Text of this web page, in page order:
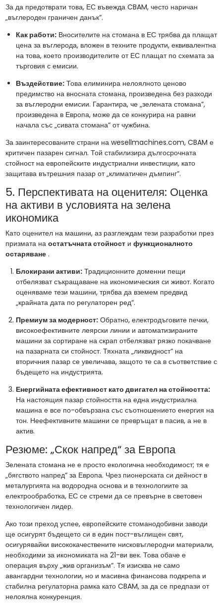
За да предотврати това, ЕС въвежда CBAM, често наричан
„въглероден граничен данък“.
Как работи:Вносителите на стомана в ЕС трябва да плащат
цена за въглерода, вложен в техните продукти, еквивалентна
на това, което производителите от ЕС плащат по схемата за
търговия с емисии.
Въздействие:Това елиминира нелоялното ценово
предимство на вносната стомана, произведена без разходи
за въглеродни емисии. Гарантира, че „зелената стомана“,
произведена в Европа, може да се конкурира на равни
начала със „сивата стомана“ от чужбина.
За заинтересованите страни на wesellmachines.com, CBAM е
критичен пазарен сигнал. Той стабилизира дългосрочната
стойност на европейските индустриални инвестиции, като
защитава вътрешния пазар от „климатичен дъмпинг“.
5. Перспективата на оценителя: Оценка
на активи в условията на зелена
икономика
Като оценител на машини, аз разглеждам тези разработки през
призмата на остатъчната стойности функционалното
остаряване.
Блокирани активи:Традиционните доменни пещи
отбелязват съкращаване на икономическия си живот. Когато
оценяваме тези машини, трябва да вземем предвид
„крайната дата по регулаторен ред“.
Премиум за модерност:Обратно, електродъговите печки,
високоефективните леярски линии и автоматизираните
машини за сортиране на скрап отбелязват рязко покачване
на пазарната си стойност. Тяхната „ликвидност“ на
вторичния пазар се увеличава, защото те са в съответствие с
бъдещето на индустрията.
Енергийната ефективност като двигател на стойността:
На настоящия пазар стойността на една индустриална
машина е все по-обвързана със съотношението енергия на
тон. Неефективните машини се превръщат в пасив, а не в
актив.
Резюме: „Скок напред“ за Европа
Зелената стомана не е просто екологична необходимост; тя е
„бягството напред“ за Европа. Чрез пионерската си дейност в
металургията на водородна основа и в технологиите за
електрообработка, ЕС се стреми да се превърне в световен
технологичен лидер.
Ако този преход успее, европейските стоманодобивни заводи
ще осигурят бъдещето си в един пост-въглищен свят,
осигурявайки висококачествените нисковъглеродни материали,
необходими за икономиката на 21-ви век. Това обаче е
операция върху „жив организъм“. Тя изисква не само
авангардни технологии, но и масивна финансова подкрепа и
стабилна регулаторна рамка като CBAM, за да се предпази от
нелоялна конкуренция.